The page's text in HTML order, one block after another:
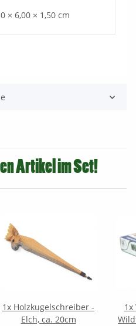
× 6,00 × 1,50 cm
Artikel im Set!
1x Holzkugelschreiber -
Elch, ca. 20cm
1x